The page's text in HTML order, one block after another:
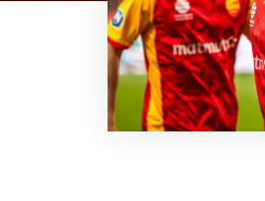
RSE
Contact
FAQ